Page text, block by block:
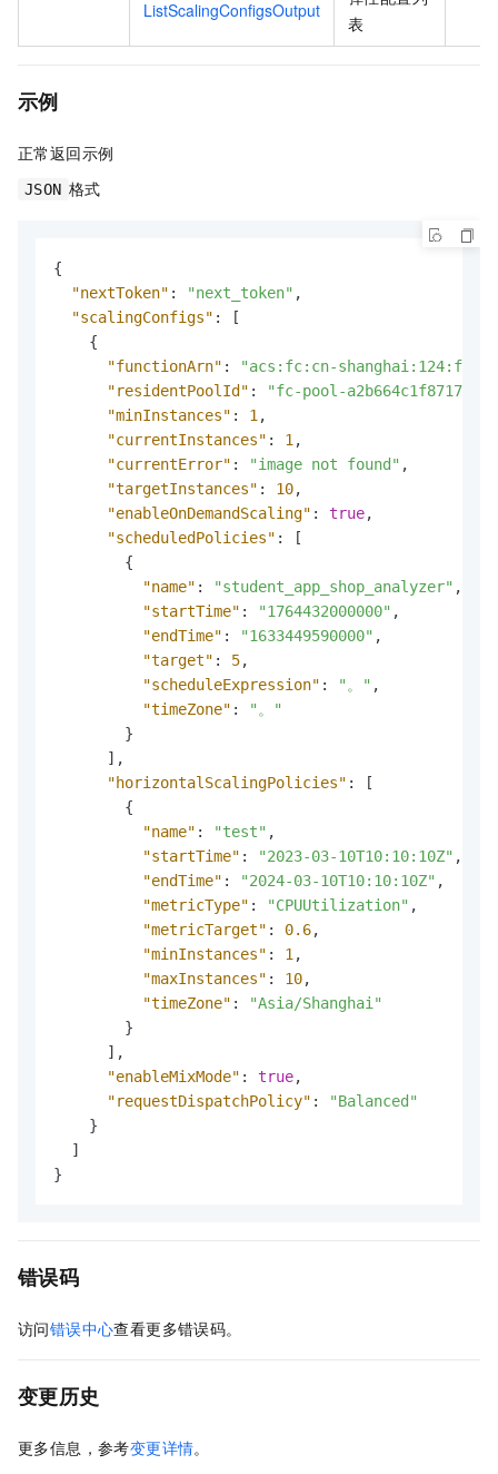
ListScalingConfigsOutput
表
示例
正常返回示例
JSON 格式
{
"nextToken" : "next_token" ,
"scalingConfigs" :
[
{
"functionArn" :
"acs:fc:cn-
"residentPoolId" :
"fc-pool-
"minInstances" : 1 ,
"currentInstances" : 1 ,
"currentError" : "image not found" ,
"targetInstances" : 10,
"enableOnDemandScaling" : true,
"scheduledPolicies" :
[
{
"name" : "student_app_shop_analyzer" ,
"startTime" : "1764432000000" ,
"endTime" : "1633449590000" ,
"target" : 5,
"scheduleExpression" : "。" ,
"timeZone" :
"。"
}
] ,
"horizontalScalingPolicies" :
[
{
"name" : "test" ,
"startTime" : "2023-03-10T10:10:10Z" ,
"endTime" : "2024-03-10T10:10:10Z" ,
"metricType" : "CPUUtilization" ,
"metricTarget" : 0.6,
"minInstances" : 1 ,
"maxInstances" : 10,
"timeZone" :
"Asia/Shanghai"
}
] ,
"enableMixMode" : true,
"requestDispatchPolicy" :
"Balanced"
}
]
}
错误码
访问错误中心查看更多错误码。
变更历史
更多信息，参考变更详情。